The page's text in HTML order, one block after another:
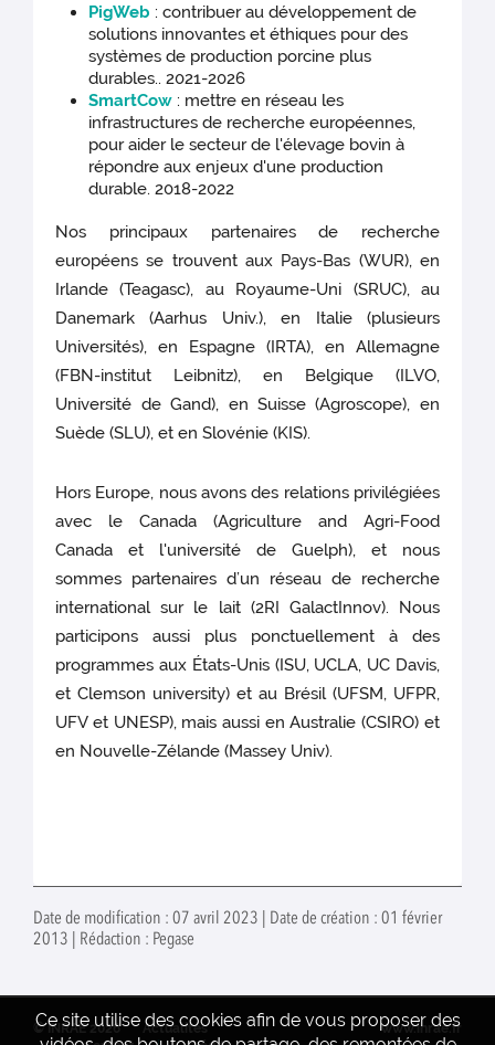
PigWeb : contribuer au développement de
solutions innovantes et éthiques pour des
systèmes de production porcine plus
durables.. 2021-2026
SmartCow : mettre en réseau les
infrastructures de recherche européennes,
pour aider le secteur de l'élevage bovin à
répondre aux enjeux d'une production
durable. 2018-2022
Nos principaux partenaires de recherche
européens se trouvent aux Pays-Bas (WUR), en
Irlande (Teagasc), au Royaume-Uni (SRUC), au
Danemark (Aarhus Univ.), en Italie (plusieurs
Universités), en Espagne (IRTA), en Allemagne
(FBN-institut Leibnitz), en Belgique (ILVO,
Université de Gand), en Suisse (Agroscope), en
Suède (SLU), et en Slovénie (KIS).
Hors Europe, nous avons des relations privilégiées
avec le Canada (Agriculture and Agri-Food
Canada et l'université de Guelph), et nous
sommes partenaires d’un réseau de recherche
international sur le lait (2RI GalactInnov). Nous
participons aussi plus ponctuellement à des
programmes aux États-Unis (ISU, UCLA, UC Davis,
et Clemson university) et au Brésil (UFSM, UFPR,
UFV et UNESP), mais aussi en Australie (CSIRO) et
en Nouvelle-Zélande (Massey Univ).
Date de modification : 07 avril 2023 | Date de création : 01 février
2013 | Rédaction : Pegase
Ce site utilise des cookies afin de vous proposer des
© INRAE 2026
Actualités
www.inrae.fr